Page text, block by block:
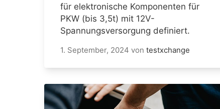
für elektronische Komponenten für
PKW (bis 3,5t) mit 12V-
Spannungsversorgung definiert.
1. September, 2024 von testxchange